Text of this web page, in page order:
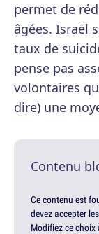
permet de
âgées. Israël
taux de
pense pas
volontaires
dire) une
Contenu
Ce contenu est
devez accepter
Modifiez ce choix